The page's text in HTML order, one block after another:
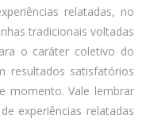
relatadas, no
tradicionais voltadas
o caráter coletivo do
resultados satisfatórios
momento. Vale lembrar
experiências relatadas